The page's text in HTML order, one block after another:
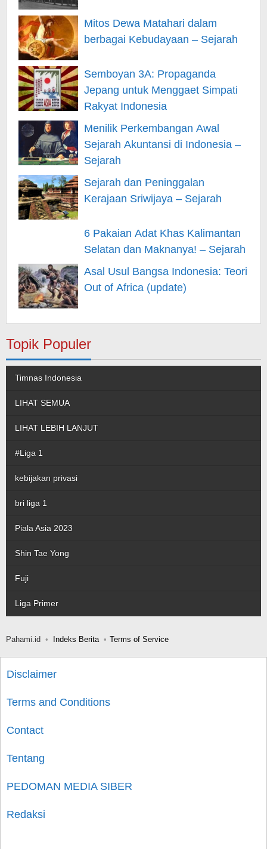
Mitos Dewa Matahari dalam
berbagai Kebudayaan – Sejarah
Semboyan 3A: Propaganda
Jepang untuk Menggaet Simpati
Rakyat Indonesia
Menilik Perkembangan Awal
Sejarah Akuntansi di Indonesia –
Sejarah
Sejarah dan Peninggalan
Kerajaan Sriwijaya – Sejarah
6 Pakaian Adat Khas Kalimantan
Selatan dan Maknanya! – Sejarah
Asal Usul Bangsa Indonesia: Teori
Out of Africa (update)
Topik Populer
Timnas Indonesia
LIHAT SEMUA
LIHAT LEBIH LANJUT
#Liga 1
kebijakan privasi
bri liga 1
Piala Asia 2023
Shin Tae Yong
Fuji
Liga Primer
Pahami.id Indeks Berita Terms of Service
Disclaimer
Terms and Conditions
Contact
Tentang
PEDOMAN MEDIA SIBER
Redaksi